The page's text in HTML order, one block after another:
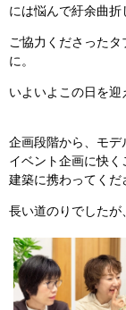
には悩んで紆余曲折
ご協力くださった
に。
いよいよこの日を
企画段階から、モ
イベント企画に快
建築に携わってくだ
長い道のりでしたが